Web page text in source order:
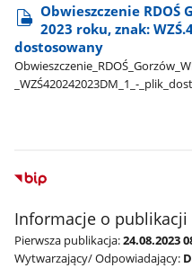
Obwieszczenie RDOŚ
2023 roku, znak:
dostosowany
_WZŚ420242023DM​_1​_-​
Informacje o
Pierwsza publikacja:24.08.2023
Wytwarzający/ Odpowiadający: